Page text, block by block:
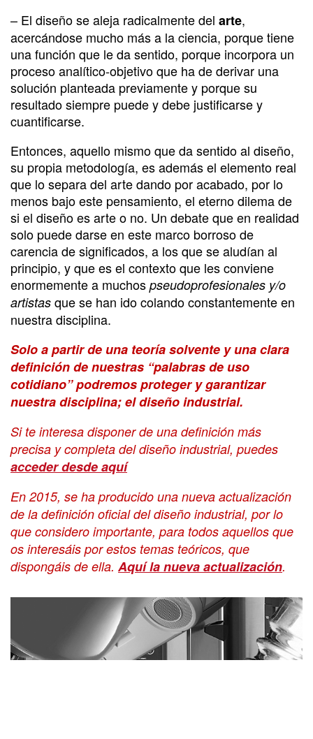
– El diseño se aleja radicalmente del arte,
acercándose mucho más a la ciencia, porque tiene
una función que le da sentido, porque incorpora un
proceso analítico-objetivo que ha de derivar una
solución planteada previamente y porque su
resultado siempre puede y debe justificarse y
cuantificarse.
Entonces, aquello mismo que da sentido al diseño,
su propia metodología, es además el elemento real
que lo separa del arte dando por acabado, por lo
menos bajo este pensamiento, el eterno dilema de
si el diseño es arte o no. Un debate que en realidad
solo puede darse en este marco borroso de
carencia de significados, a los que se aludían al
principio, y que es el contexto que les conviene
enormemente a muchos pseudoprofesionales y/o
artistas que se han ido colando constantemente en
nuestra disciplina.
Solo a partir de una teoría solvente y una clara
definición de nuestras “palabras de uso
cotidiano” podremos proteger y garantizar
nuestra disciplina; el diseño industrial.
Si te interesa disponer de una definición más
precisa y completa del diseño industrial, puedes
acceder desde aquí
En 2015, se ha producido una nueva actualización
de la definición oficial del diseño industrial, por lo
que considero importante, para todos aquellos que
os interesáis por estos temas teóricos, que
dispongáis de ella. Aquí la nueva actualización.